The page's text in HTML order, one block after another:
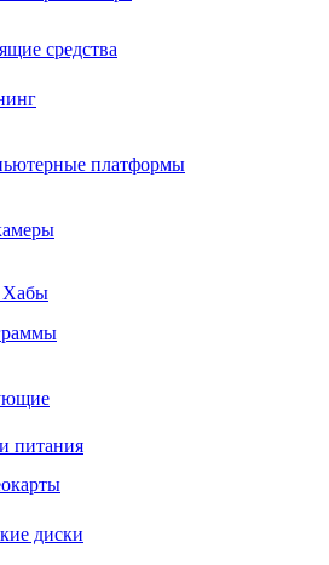
средства
платформы
Хабы
питания
диски